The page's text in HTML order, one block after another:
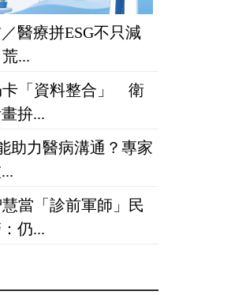
醫療拼ESG不只減
...
卡「資料整合」 衛
拚...
助力醫病溝通？專家
當「診前軍師」民
仍...